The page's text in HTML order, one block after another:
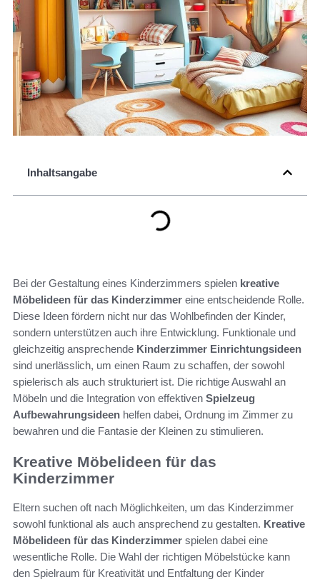
Inhaltsangabe
Bei der Gestaltung eines Kinderzimmers spielen kreative
Möbelideen für das Kinderzimmer eine entscheidende Rolle.
Diese Ideen fördern nicht nur das Wohlbefinden der Kinder,
sondern unterstützen auch ihre Entwicklung. Funktionale und
gleichzeitig ansprechende Kinderzimmer Einrichtungsideen
sind unerlässlich, um einen Raum zu schaffen, der sowohl
spielerisch als auch strukturiert ist. Die richtige Auswahl an
Möbeln und die Integration von effektiven Spielzeug
Aufbewahrungsideen helfen dabei, Ordnung im Zimmer zu
bewahren und die Fantasie der Kleinen zu stimulieren.
Kreative Möbelideen für das
Kinderzimmer
Eltern suchen oft nach Möglichkeiten, um das Kinderzimmer
sowohl funktional als auch ansprechend zu gestalten. Kreative
Möbelideen für das Kinderzimmer spielen dabei eine
wesentliche Rolle. Die Wahl der richtigen Möbelstücke kann
den Spielraum für Kreativität und Entfaltung der Kinder